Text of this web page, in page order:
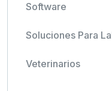
Software
Soluciones Para
Veterinarios